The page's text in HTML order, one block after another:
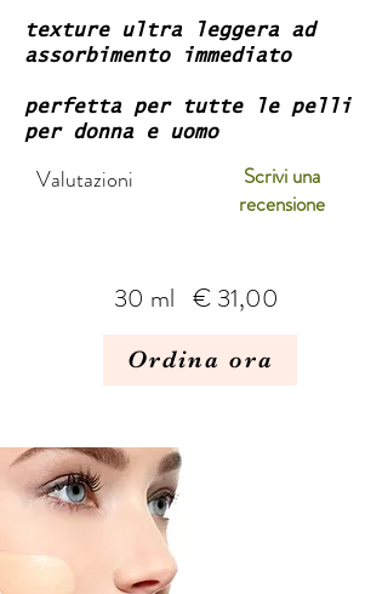
texture ultra leggera ad
assorbimento immediato
perfetta per tutte le pelli
per donna e uomo
Valutazioni
Scrivi una
recensione
30 ml € 31,00
Ordina ora